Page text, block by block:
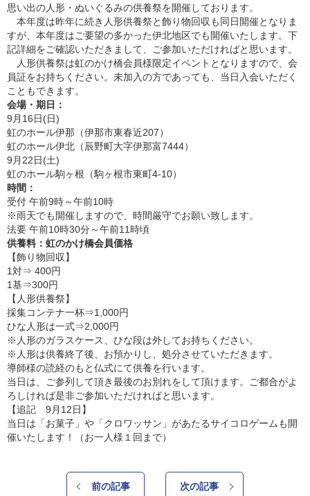
思い出の人形・ぬいぐるみの供養祭を開催しております。
本年度は昨年に続き人形供養祭と飾り物回収も同日開催となりま
すが、本年度はご要望の多かった伊北地区でも開催いたします。下
記詳細をご確認いただきまして、ご参加いただければと思います。
人形供養祭は虹のかけ橋会員様限定イベントとなりますので、会
員証をお持ちください。未加入の方であっても、当日入会いただく
こともできます。
会場・期日：
9月16日(日)
虹のホール伊那（伊那市東春近207）
虹のホール伊北（辰野町大字伊那富7444）
9月22日(土)
虹のホール駒ヶ根（駒ヶ根市東町4-10）
時間：
受付 午前9時～午前10時
※雨天でも開催しますので、時間厳守でお願い致します。
法要 午前10時30分～午前11時頃
供養料：虹のかけ橋会員価格
【飾り物回収】
1対⇒ 400円
1基⇒300円
【人形供養祭】
採集コンテナ一杯⇒1,000円
ひな人形は一式⇒2,000円
※人形のガラスケース、ひな段は外してお持ちください。
※人形は供養終了後、お預かりし、処分させていただきます。
導師様の読経のもと仏式にて供養を行います。
当日は、ご参列して頂き最後のお別れをして頂けます。ご都合がよ
ろしければ是非ご参加いただければと思います。
【追記 9月12日】
当日は「お菓子」や「クロワッサン」があたるサイコロゲームも開
催いたします！（お一人様１回まで）
前の記事 次の記事